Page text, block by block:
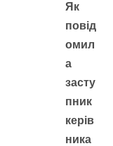
Як
повід
омил
а
засту
пник
керів
ника